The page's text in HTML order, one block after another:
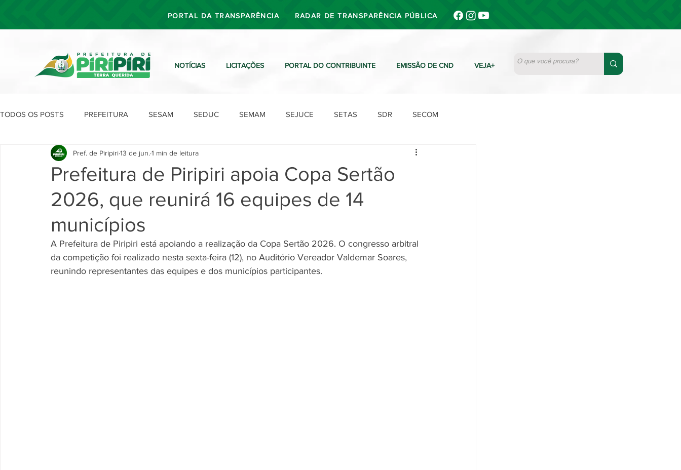
PORTAL DA TRANSPARÊNCIA RADAR DE TRANSPARÊNCIA PÚBLICA
NOTÍCIAS LICITAÇÕES PORTAL DO CONTRIBUINTE EMISSÃO DE CND VEJA+
TODOS OS POSTS PREFEITURA SESAM SEDUC SEMAM SEJUCE SETAS SDR SECOM
SEAD SEGOV SEPLAN SDU Ouvidoria
Prefeitura de Piripiri apoia Copa Sertão
2026, que reunirá 16 equipes de 14
municípios
Pref. de Piripiri13 de jun. 1 min de leitura
A Prefeitura de Piripiri está apoiando a realização da Copa Sertão 2026. O congresso arbitral
da competição foi realizado nesta sexta-feira (12), no Auditório Vereador Valdemar Soares,
reunindo representantes das equipes e dos municípios participantes.